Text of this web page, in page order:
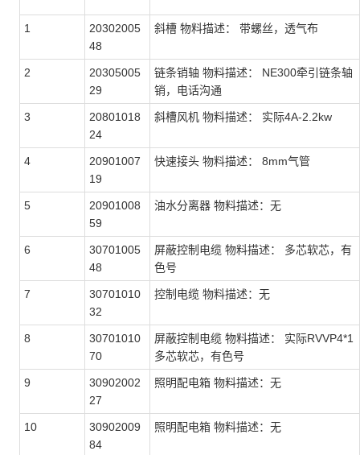
1
20302005
48
斜槽 物料描述： 带螺丝，透气布
2
20305005
29
链条销轴 物料描述： NE300牵引链条轴
销，电话沟通
3
20801018
24
斜槽风机 物料描述： 实际4A-2.2kw
4
20901007
19
快速接头 物料描述： 8mm气管
5
20901008
59
油水分离器 物料描述：无
6
30701005
48
屏蔽控制电缆 物料描述： 多芯软芯，有
色号
7
30701010
32
控制电缆 物料描述：无
8
30701010
70
屏蔽控制电缆 物料描述： 实际RVVP4*1
多芯软芯，有色号
9
30902002
27
照明配电箱 物料描述：无
10
30902009
84
照明配电箱 物料描述：无